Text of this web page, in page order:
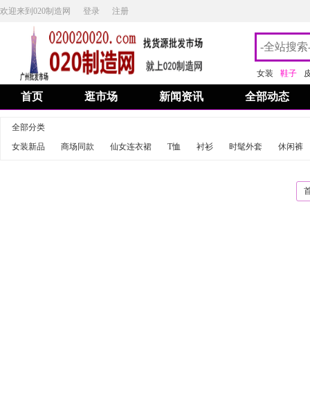
欢迎来到020制造网 登录 注册
女装 鞋子
首页 逛市场 新闻资讯 全部动态
全部分类
女装新品
商场同款 仙女连衣裙 T恤 衬衫 时髦外套 休闲裤